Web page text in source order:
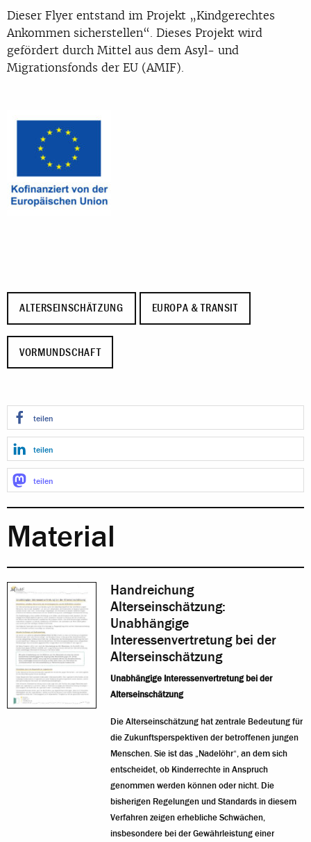
Dieser Flyer entstand im Projekt „Kindgerechtes
Ankommen sicherstellen“. Dieses Projekt wird
gefördert durch Mittel aus dem Asyl- und
Migrationsfonds der EU (AMIF).
ALTERSEINSCHÄTZUNG EUROPA & TRANSIT
VORMUNDSCHAFT
teilen
teilen
teilen
Material
Handreichung
Alterseinschätzung:
Unabhängige
Interessenvertretung bei der
Alterseinschätzung
Unabhängige Interessenvertretung bei der
Alterseinschätzung
Die Alterseinschätzung hat zentrale Bedeutung für
die Zukunftsperspektiven der betroffenen jungen
Menschen. Sie ist das „Nadelöhr“, an dem sich
entscheidet, ob Kinderrechte in Anspruch
genommen werden können oder nicht. Die
bisherigen Regelungen und Standards in diesem
Verfahren zeigen erhebliche Schwächen,
insbesondere bei der Gewährleistung einer